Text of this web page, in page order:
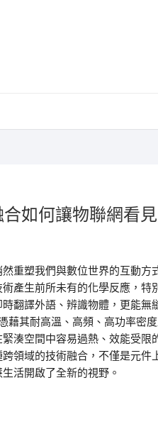
如何讓物聯網看
重塑我們與數位世界的互動
產生前所未有的化學反應，
翻譯外語、辨識物體，更能
藉其耐高溫、高頻、高功率密
湊空間中容易過熱、效能受
領域的技術融合，不僅是元件
活開啟了全新的視野。